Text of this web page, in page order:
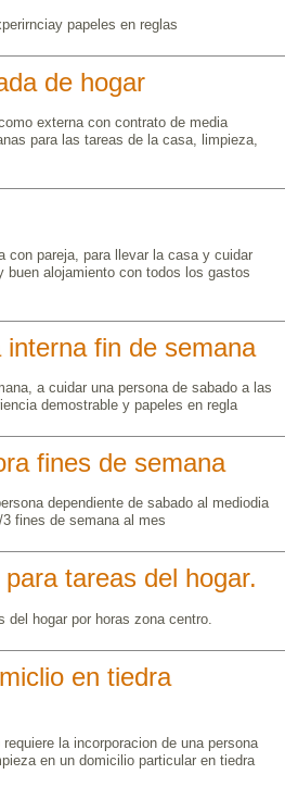
papeles en reglas
de hogar
externa con contrato de media
para las tareas de la casa, limpieza,
con pareja, para llevar la casa y cuidar
buen alojamiento con todos los gastos
interna fin de semana
a cuidar una persona de sabado a las
demostrable y papeles en regla
fines de semana
dependiente de sabado al mediodia
fines de semana al mes
tareas del hogar.
hogar por horas zona centro.
en tiedra
la incorporacion de una persona
en un domicilio particular en tiedra